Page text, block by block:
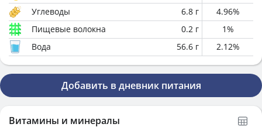
Углеводы
6.8 г 4.96%
Пищевые волокна
0.2 г 1%
Вода
56.6 г 2.12%
Добавить в дневник питания
Витамины и минералы